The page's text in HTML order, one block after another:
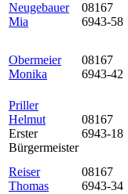
Neugebauer
Mia
08167
6943-58
Obermeier
Monika
08167
6943-42
Priller
Helmut
Erster
Bürgermeister
08167
6943-18
Reiser
Thomas
08167
6943-34